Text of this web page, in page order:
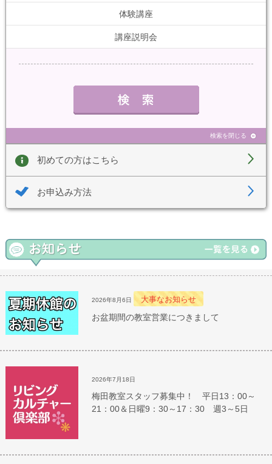
体験講座
講座説明会
検索を閉じる
初めての方はこちら
お申込み方法
2026年8月6日 大事なお知らせ
お盆期間の教室営業につきまして
2026年7月18日
梅田教室スタッフ募集中！ 平日13：00～
21：00＆日曜9：30～17：30 週3～5日